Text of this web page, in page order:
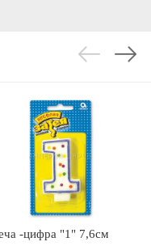
-цифра "1" 7,6см